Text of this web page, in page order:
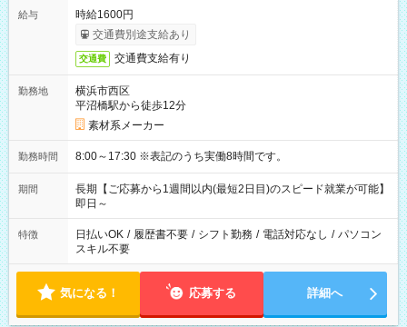
給与
時給1600円
交通費別途支給あり
交通費 交通費支給有り
勤務地
横浜市西区
平沼橋駅から徒歩12分
素材系メーカー
勤務時間 8:00～17:30 ※表記のうち実働8時間です。
期間
長期【ご応募から1週間以内(最短2日目)のスピード就業が可能】
即日～
特徴 日払いOK / 履歴書不要 / シフト勤務 / 電話対応なし / パソコン
スキル不要
気になる！ 応募する 詳細へ